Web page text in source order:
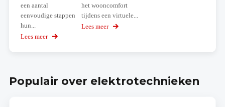
een aantal
eenvoudige stappen
hun...
Lees meer over
het wooncomfort
tijdens een virtuele...
Lees meer over
Populair over elektrotechnieken